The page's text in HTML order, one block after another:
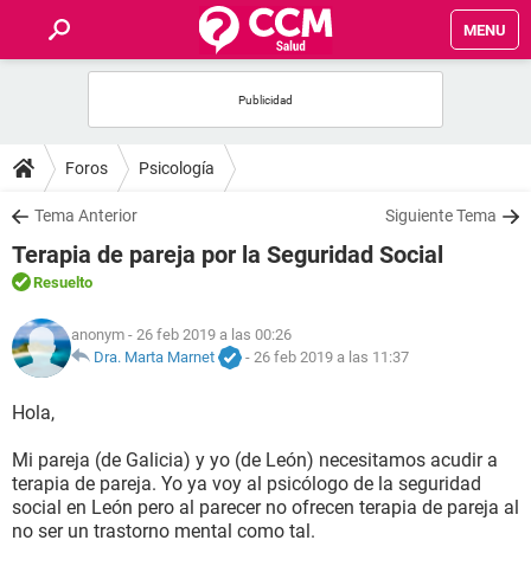
MENU
FOROS
SALUD
FAMILIA
NUTRICIÓN
SEXUALIDAD
GLOSARIO
Foros Psicología
Tema Anterior Siguiente Tema
Terapia de pareja por la Seguridad Social
Resuelto
anonym - 26 feb 2019 a las 00:26
Dra. Marta Marnet
- 26 feb 2019 a las 11:37
Hola,
Mi pareja (de Galicia) y yo (de León) necesitamos acudir a
terapia de pareja. Yo ya voy al psicólogo de la seguridad
social en León pero al parecer no ofrecen terapia de pareja al
no ser un trastorno mental como tal.